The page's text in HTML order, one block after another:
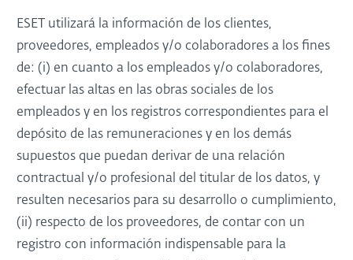
ESET utilizará la información de los clientes,
proveedores, empleados y/o colaboradores a los fines
de: (i) en cuanto a los empleados y/o colaboradores,
efectuar las altas en las obras sociales de los
empleados y en los registros correspondientes para el
depósito de las remuneraciones y en los demás
supuestos que puedan derivar de una relación
contractual y/o profesional del titular de los datos, y
resulten necesarios para su desarrollo o cumplimiento,
(ii) respecto de los proveedores, de contar con un
registro con información indispensable para la